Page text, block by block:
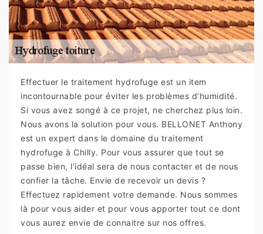
Effectuer le traitement hydrofuge est un item
incontournable pour éviter les problèmes d’humidité.
Si vous avez songé à ce projet, ne cherchez plus loin.
Nous avons la solution pour vous. BELLONET Anthony
est un expert dans le domaine du traitement
hydrofuge à Chilly. Pour vous assurer que tout se
passe bien, l’idéal sera de nous contacter et de nous
confier la tâche. Envie de recevoir un devis ?
Effectuez rapidement votre demande. Nous sommes
là pour vous aider et pour vous apporter tout ce dont
vous aurez envie de connaitre sur nos offres.